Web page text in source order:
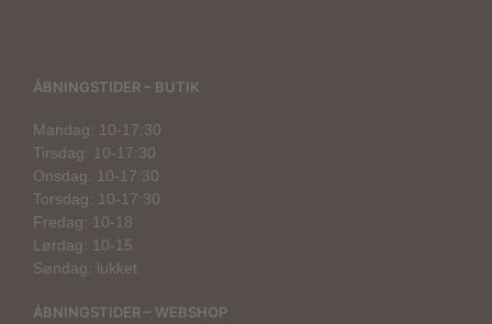
ÅBNINGSTIDER – BUTIK
Mandag: 10-17:30
Tirsdag: 10-17:30
Onsdag: 10-17:30
Torsdag: 10-17:30
Fredag: 10-18
Lørdag: 10-15
Søndag: lukket
ÅBNINGSTIDER – WEBSHOP